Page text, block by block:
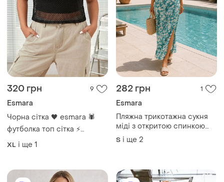
320 грн 9
Esmara
Чорна сітка 🖤 esmara 🕷️
футболка топ сітка ⚡
оверсайз plus size
XL і ще 1
282 грн 1
Esmara
Пляжна трикотажна сукня
міді з откритою спинкою
тропичний принт
S і ще 2